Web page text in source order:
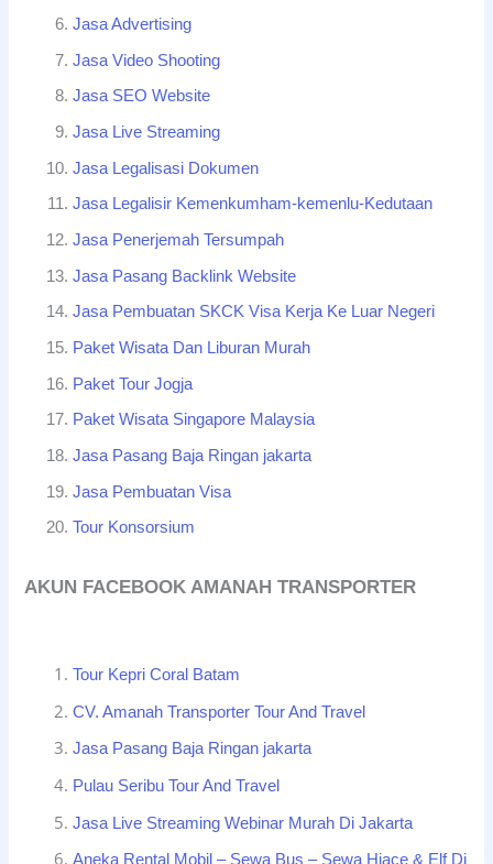
Jasa Advertising
Jasa Video Shooting
Jasa SEO Website
Jasa Live Streaming
Jasa Legalisasi Dokumen
Jasa Legalisir Kemenkumham-kemenlu-Kedutaan
Jasa Penerjemah Tersumpah
Jasa Pasang Backlink Website
Jasa Pembuatan SKCK Visa Kerja Ke Luar Negeri
Paket Wisata Dan Liburan Murah
Paket Tour Jogja
Paket Wisata Singapore Malaysia
Jasa Pasang Baja Ringan jakarta
Jasa Pembuatan Visa
Tour Konsorsium
AKUN FACEBOOK AMANAH TRANSPORTER
Tour Kepri Coral Batam
CV. Amanah Transporter Tour And Travel
Jasa Pasang Baja Ringan jakarta
Pulau Seribu Tour And Travel
Jasa Live Streaming Webinar Murah Di Jakarta
Aneka Rental Mobil – Sewa Bus – Sewa Hiace & Elf Di